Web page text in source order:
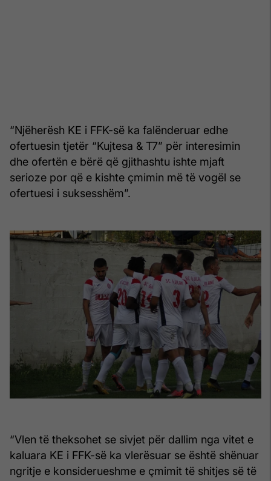
“Njëherësh KE i FFK-së ka falënderuar edhe
ofertuesin tjetër “Kujtesa & T7” për interesimin
dhe ofertën e bërë që gjithashtu ishte mjaft
serioze por që e kishte çmimin më të vogël se
ofertuesi i suksesshëm”.
“Vlen të theksohet se sivjet për dallim nga vitet e
kaluara KE i FFK-së ka vlerësuar se është shënuar
ngritje e konsiderueshme e çmimit të shitjes së të